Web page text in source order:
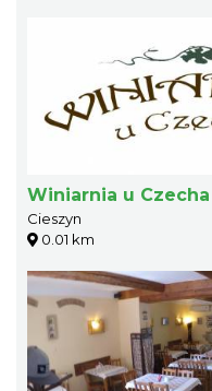
Winiarnia u Czecha
Cieszyn
0.01 km